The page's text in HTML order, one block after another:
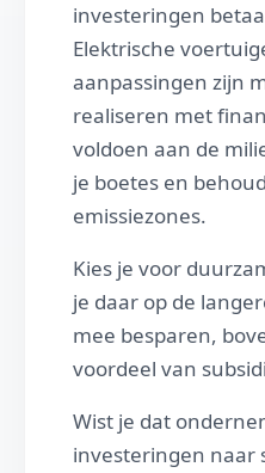
investeringen
Elektrische
aanpassingen zijn
realiseren met
voldoen aan de
je boetes en
emissiezones.
Kies je voor
je daar op de
mee besparen,
voordeel van
Wist je dat
investeringen naar